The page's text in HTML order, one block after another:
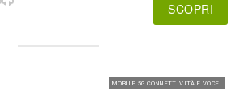
SCOPRI
MOBILE 5G CONNETTIVITÀ E VOCE